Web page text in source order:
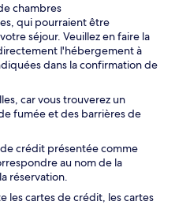
chambres
qui pourraient être
séjour. Veuillez en faire la
l'hébergement à
dans la confirmation de
car vous trouverez un
fumée et des barrières de
crédit présentée comme
au nom de la
réservation.
les cartes de crédit, les cartes